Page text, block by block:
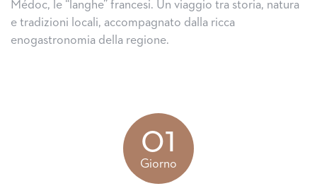
Médoc, le “langhe” francesi. Un viaggio tra storia, natura
e tradizioni locali, accompagnato dalla ricca
enogastronomia della regione.
01
Giorno